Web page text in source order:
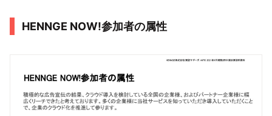
HENNGE NOW!参加者の属性